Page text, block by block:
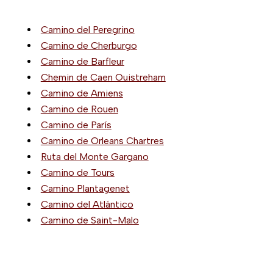
Camino del Peregrino
Camino de Cherburgo
Camino de Barfleur
Chemin de Caen Ouistreham
Camino de Amiens
Camino de Rouen
Camino de París
Camino de Orleans Chartres
Ruta del Monte Gargano
Camino de Tours
Camino Plantagenet
Camino del Atlántico
Camino de Saint-Malo